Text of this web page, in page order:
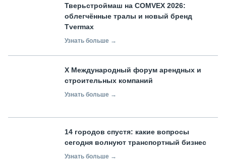
Тверьстроймаш на COMVEX 2026:
облегчённые тралы и новый бренд
Tvermax
Узнать больше →
X Международный форум арендных и
строительных компаний
Узнать больше →
14 городов спустя: какие вопросы
сегодня волнуют транспортный бизнес
Узнать больше →